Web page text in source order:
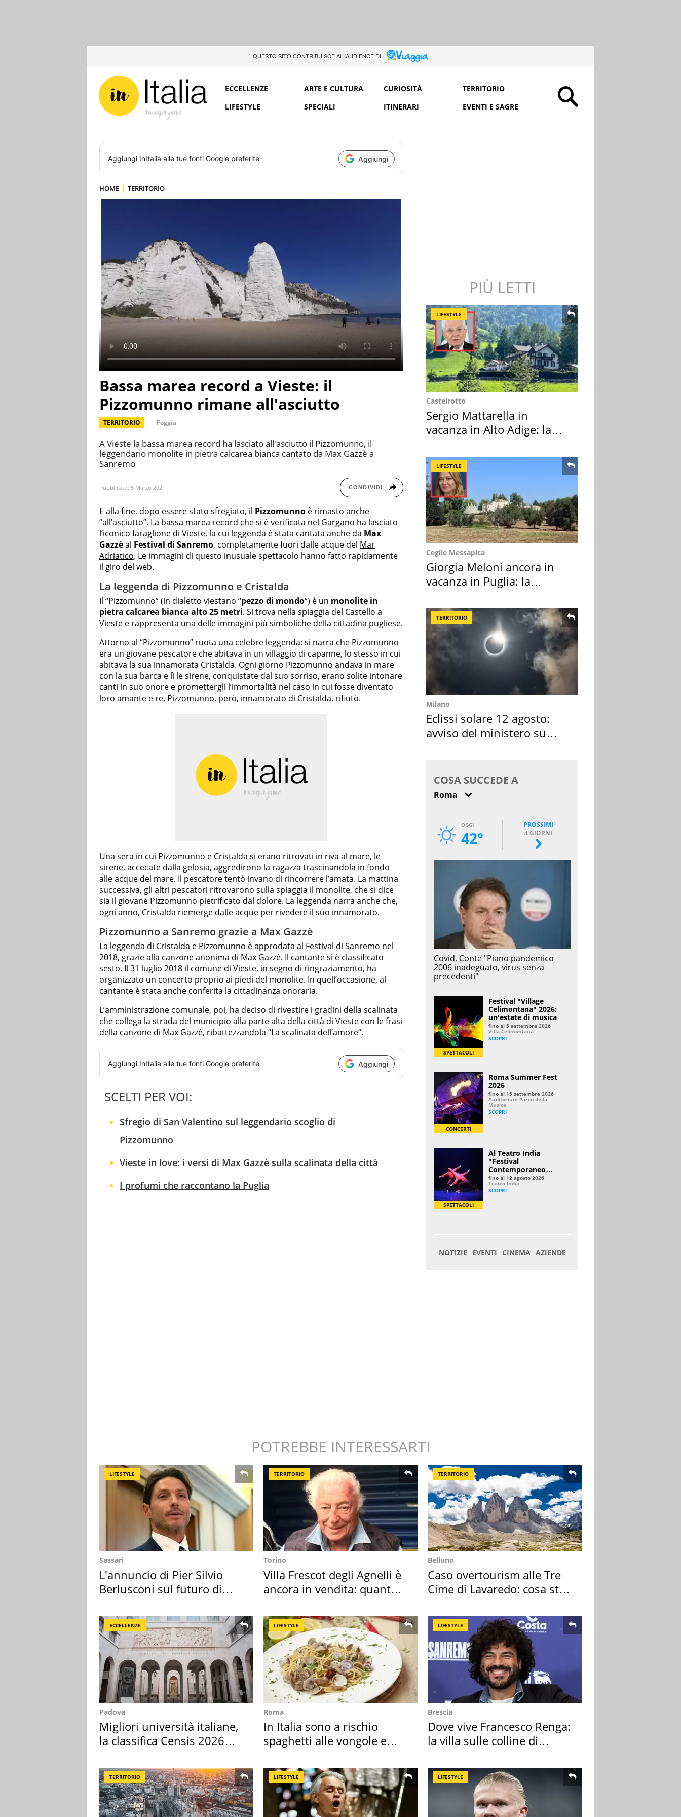
QUESTO SITO CONTRIBUISCE ALL’AUDIENCE DI
ECCELLENZE ARTE E CULTURA CURIOSITÀ
TERRITORIO
LIFESTYLE
SPECIALI ITINERARI EVENTI E SAGRE
Aggiungi InItalia alle tue fonti Google preferite Aggiungi
HOME TERRITORIO
Bassa marea record a Vieste: il
Pizzomunno rimane all'asciutto
TERRITORIO Foggia
A Vieste la bassa marea record ha lasciato all'asciutto il Pizzomunno, il
leggendario monolite in pietra calcarea bianca cantato da Max Gazzè a
Sanremo
Pubblicato: 5 Marzo 2021 CONDIVIDI
E alla fine, dopo essere stato sfregiato, il Pizzomunno è rimasto anche
“all’asciutto”. La bassa marea record che si è verificata nel Gargano ha lasciato
l’iconico faraglione di Vieste, la cui leggenda è stata cantata anche da Max
Gazzèal Festival di Sanremo, completamente fuori dalle acque del Mar
Adriatico. Le immagini di questo inusuale spettacolo hanno fatto rapidamente
il giro del web.
La leggenda di Pizzomunno e Cristalda
Il “Pizzomunno” (in dialetto viestano “pezzo di mondo“) è un monolite in
pietra calcarea bianca alto 25 metri. Si trova nella spiaggia del Castello a
Vieste e rappresenta una delle immagini più simboliche della cittadina pugliese.
Attorno al “Pizzomunno” ruota una celebre leggenda: si narra che Pizzomunno
era un giovane pescatore che abitava in un villaggio di capanne, lo stesso in cui
abitava la sua innamorata Cristalda. Ogni giorno Pizzomunno andava in mare
con la sua barca e lì le sirene, conquistate dal suo sorriso, erano solite intonare
canti in suo onore e promettergli l’immortalità nel caso in cui fosse diventato
loro amante e re. Pizzomunno, però, innamorato di Cristalda, rifiutò.
Una sera in cui Pizzomunno e Cristalda si erano ritrovati in riva al mare, le
sirene, accecate dalla gelosia, aggredirono la ragazza trascinandola in fondo
alle acque del mare. Il pescatore tentò invano di rincorrere l’amata. La mattina
successiva, gli altri pescatori ritrovarono sulla spiaggia il monolite, che si dice
sia il giovane Pizzomunno pietrificato dal dolore. La leggenda narra anche che,
ogni anno, Cristalda riemerge dalle acque per rivedere il suo innamorato.
Pizzomunno a Sanremo grazie a Max Gazzè
La leggenda di Cristalda e Pizzomunno è approdata al Festival di Sanremo nel
2018, grazie alla canzone anonima di Max Gazzè. Il cantante si è classificato
sesto. Il 31 luglio 2018 il comune di Vieste, in segno di ringraziamento, ha
organizzato un concerto proprio ai piedi del monolite. In quell’occasione, al
cantante è stata anche conferita la cittadinanza onoraria.
L’amministrazione comunale, poi, ha deciso di rivestire i gradini della scalinata
che collega la strada del municipio alla parte alta della città di Vieste con le frasi
della canzone di Max Gazzè, ribattezzandola “La scalinata dell’amore“.
Aggiungi InItalia alle tue fonti Google preferite Aggiungi
SCELTI PER VOI:
Sfregio di San Valentino sul leggendario scoglio di
Pizzomunno
Vieste in love: i versi di Max Gazzè sulla scalinata della città
I profumi che raccontano la Puglia
PIÙ LETTI
LIFESTYLE
Castelrotto
Sergio Mattarella in
vacanza in Alto Adige: la
LIFESTYLE
Ceglie Messapica
Giorgia Meloni ancora in
vacanza in Puglia: la
TERRITORIO
Milano
Eclissi solare 12 agosto:
avviso del ministero su
POTREBBE INTERESSARTI
LIFESTYLE
Sassari
L'annuncio di Pier Silvio
Berlusconi sul futuro di
TERRITORIO
Torino
Villa Frescot degli Agnelli è
ancora in vendita: quanto
TERRITORIO
Belluno
Caso overtourism alle Tre
Cime di Lavaredo: cosa sta
ECCELLENZE
Padova
Migliori università italiane,
la classifica Censis 2026
LIFESTYLE
Roma
In Italia sono a rischio
spaghetti alle vongole e
LIFESTYLE
Brescia
Dove vive Francesco Renga:
la villa sulle colline di
TERRITORIO LIFESTYLE LIFESTYLE